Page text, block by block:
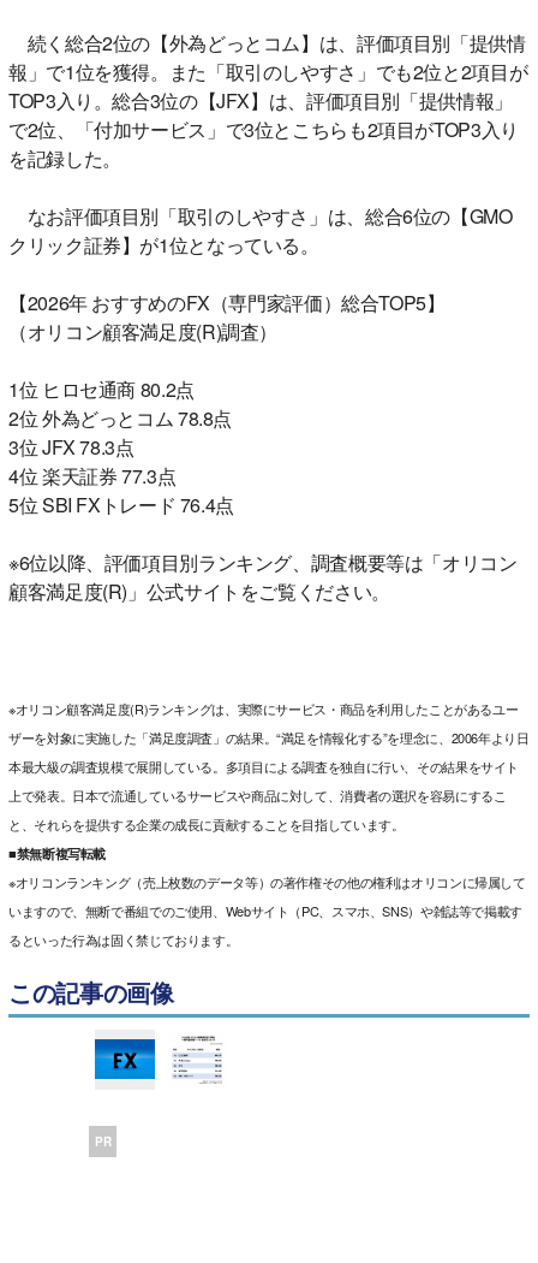
続く総合2位の【外為どっとコム】は、評価項目別「提供情
報」で1位を獲得。また「取引のしやすさ」でも2位と2項目が
TOP3入り。総合3位の【JFX】は、評価項目別「提供情報」
で2位、「付加サービス」で3位とこちらも2項目がTOP3入り
を記録した。
なお評価項目別「取引のしやすさ」は、総合6位の【GMO
クリック証券】が1位となっている。
【2026年 おすすめのFX（専門家評価）総合TOP5】
（オリコン顧客満足度(R)調査）
1位 ヒロセ通商 80.2点
2位 外為どっとコム 78.8点
3位 JFX 78.3点
4位 楽天証券 77.3点
5位 SBI FXトレード 76.4点
※6位以降、評価項目別ランキング、調査概要等は「オリコン
顧客満足度(R)」公式サイトをご覧ください。
※オリコン顧客満足度(R)ランキングは、実際にサービス・商品を利用したことがあるユー
ザーを対象に実施した「満足度調査」の結果。“満足を情報化する”を理念に、2006年より日
本最大級の調査規模で展開している。多項目による調査を独自に行い、その結果をサイト
上で発表。日本で流通しているサービスや商品に対して、消費者の選択を容易にするこ
と、それらを提供する企業の成長に貢献することを目指しています。
■禁無断複写転載
※オリコンランキング（売上枚数のデータ等）の著作権その他の権利はオリコンに帰属して
いますので、無断で番組でのご使用、Webサイト（PC、スマホ、SNS）や雑誌等で掲載す
るといった行為は固く禁じております。
この記事の画像
PR